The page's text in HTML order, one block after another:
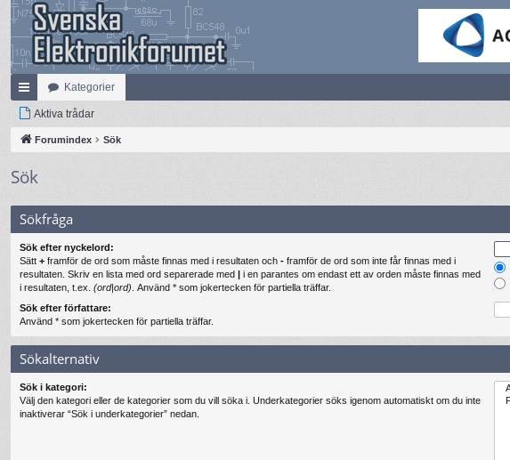
na
bb
ar
Kategorier
Aktiva trådar
Forumindex Sök
Sök
Sökfråga
Sök efter nyckelord:
Sätt + framför de ord som måste finnas med i resultaten och - framför de ord som inte får finnas med i
resultaten. Skriv en lista med ord separerade med | i en parantes om endast ett av orden måste finnas med
i resultaten, t.ex. (ord|ord) . Använd * som jokertecken för partiella träffar.
Sök efter författare:
Använd * som jokertecken för partiella träffar.
Sökalternativ
Sök i kategori:
Välj den kategori eller de kategorier som du vill söka i. Underkategorier söks igenom automatiskt om du inte
inaktiverar “Sök i underkategorier” nedan.